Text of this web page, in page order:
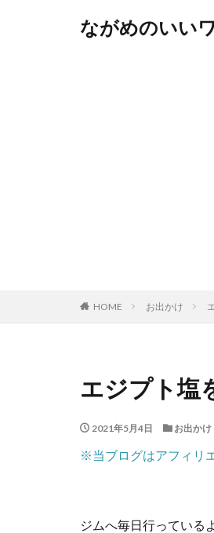
ながめのいい
HOME お出かけ
エジプト塩
2021年5月4日 お出かけ
※当ブログはアフィリ
ジムへ毎日行っている